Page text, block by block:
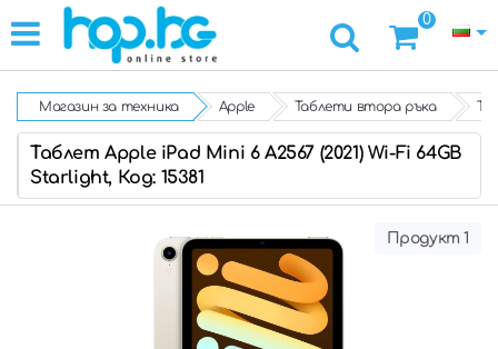
0
Магазин за техника Apple Таблети втора ръка
Таблет Apple iPad Mini 6 A2567 (2021) Wi-Fi 64GB
Starlight, Код: 15381
Продукт 1